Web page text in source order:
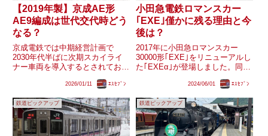
【2019年製】京成AE形
AE9編成は世代交代時どう
なる？
京成電鉄では中期経営計画で
2030年代半ばに次期スカイライ
ナー車両を導入するとされてお
代交代が行われるとみられます。
の成田スカイアクセス線開業時に
製造された車両で、予定されて
い...
2026/01/11 ｴｽｾﾌﾞﾝ
小田急電鉄ロマンスカー
｢EXE｣僅かに残る理由と今
後は？
2017年に小田急ロマンスカー
30000形｢EXE｣をリニューアルし
た｢EXEα｣が登場しました。同形
行い｢EXEα｣化されましたが、
在は6連・4連各2編成が未更新の
｢EXE｣の...
2024/06/01 ｴｽｾﾌﾞﾝ
鉄道ピックアップ 鉄道ピックアップ